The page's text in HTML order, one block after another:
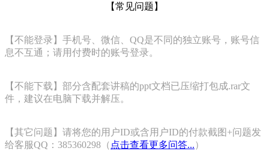
【常见问题】
【不能登录】手机号、微信、QQ是不同的独立账号，账号信
息不互通；请用付费时的账号登录。
【不能下载】部分含配套讲稿的ppt文档已压缩打包成.rar文
件，建议在电脑下载并解压。
【其它问题】请将您的用户ID或含用户ID的付款截图+问题发
给客服QQ：385360298（ 点击查看更多问答...）